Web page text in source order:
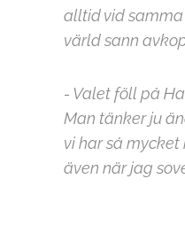
alltid vid samma
värld sann
- Valet föll på
Man tänker ju
vi har så
även när jag